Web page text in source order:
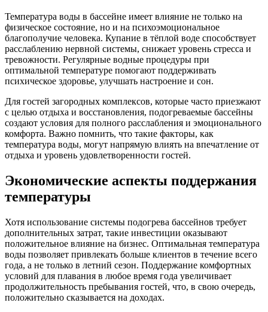
Температура воды в бассейне имеет влияние не только на
физическое состояние, но и на психоэмоциональное
благополучие человека. Купание в тёплой воде способствует
расслаблению нервной системы, снижает уровень стресса и
тревожности. Регулярные водные процедуры при
оптимальной температуре помогают поддерживать
психическое здоровье, улучшать настроение и сон.
Для гостей загородных комплексов, которые часто приезжают
с целью отдыха и восстановления, подогреваемые бассейны
создают условия для полного расслабления и эмоционального
комфорта. Важно помнить, что такие факторы, как
температура воды, могут напрямую влиять на впечатление от
отдыха и уровень удовлетворенности гостей.
Экономические аспекты поддержания
температуры
Хотя использование системы подогрева бассейнов требует
дополнительных затрат, такие инвестиции оказывают
положительное влияние на бизнес. Оптимальная температура
воды позволяет привлекать больше клиентов в течение всего
года, а не только в летний сезон. Поддержание комфортных
условий для плавания в любое время года увеличивает
продолжительность пребывания гостей, что, в свою очередь,
положительно сказывается на доходах.